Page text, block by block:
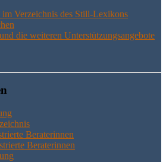
im Ver­zeich­nis des Still-Lexikons
die wei­te­ren Unter­stüt­zungs­an­ge­bo­te
Beraterinnen
Beraterinnen